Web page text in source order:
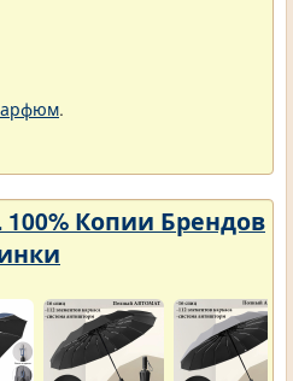
.
Копии Брендов